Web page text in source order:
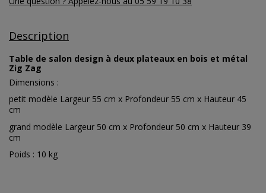
Description
Table de salon design à deux plateaux en bois et métal
Zig Zag
Dimensions :
petit modèle Largeur 55 cm x Profondeur 55 cm x Hauteur 45
cm
grand modèle Largeur 50 cm x Profondeur 50 cm x Hauteur 39
cm
Poids : 10 kg